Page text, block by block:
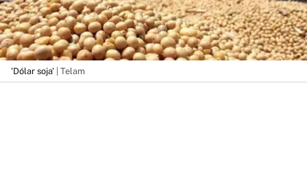
'Dólar soja' | Telam